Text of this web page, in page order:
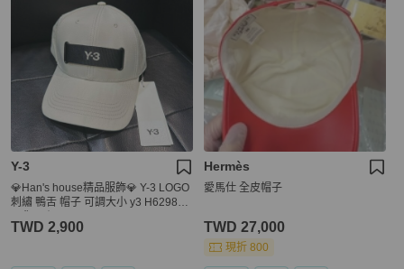
Y-3
💎Han's house精品服飾💎 Y-3 LOGO
刺繡 鴨舌 帽子 可調大小 y3 H62984
TWD 2,900
Hermès
愛馬仕 全皮帽子
TWD 27,000
現折 800